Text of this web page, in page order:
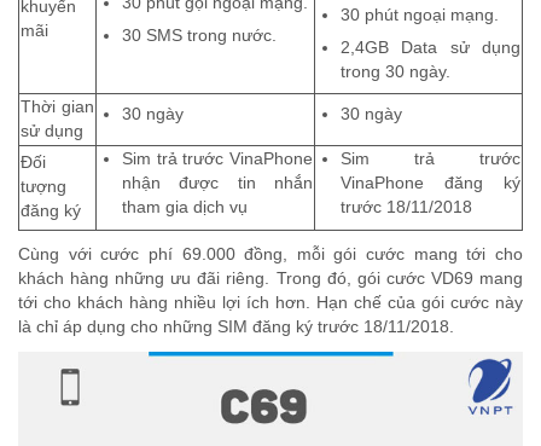
khuyến
mãi
30 SMS trong nước.
30 phút ngoại mạng.
2,4GB Data sử dụng
trong 30 ngày.
Thời gian
sử dụng
30 ngày 30 ngày
Đối
tượng
đăng ký
Sim trả trước VinaPhone
nhận được tin nhắn
tham gia dịch vụ
Sim trả trước
VinaPhone đăng ký
trước 18/11/2018
Cùng với cước phí 69.000 đồng, mỗi gói cước mang tới cho
khách hàng những ưu đãi riêng. Trong đó, gói cước VD69 mang
tới cho khách hàng nhiều lợi ích hơn. Hạn chế của gói cước này
là chỉ áp dụng cho những SIM đăng ký trước 18/11/2018.